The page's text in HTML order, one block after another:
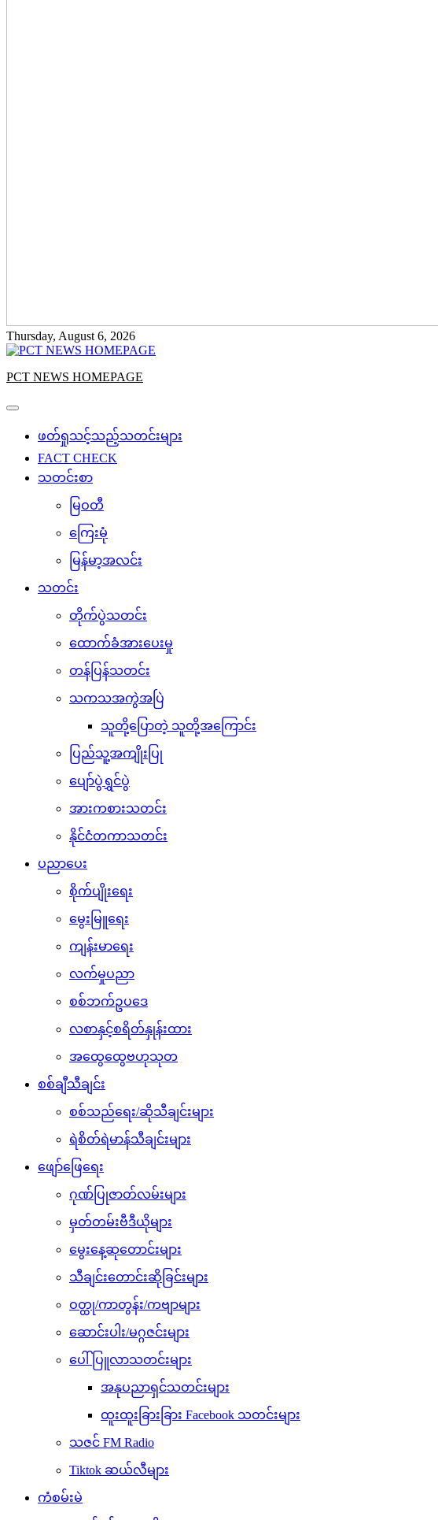
Thursday, August 6, 2026
PCT NEWS HOMEPAGE
ဖတ်ရှုသင့်သည့်သတင်းများ
FACT CHECK
သတင်းစာ
မြဝတီ
ကြေးမုံ
မြန်မာ့အလင်း
သတင်း
တိုက်ပွဲသတင်း
ထောက်ခံအားပေးမှု
တန်ပြန်သတင်း
သကသအကွဲအပြဲ
သူတို့ပြောတဲ့ သူတို့အကြောင်း
ပြည်သူ့အကျိုးပြု
ပျော်ပွဲရွှင်ပွဲ
အားကစားသတင်း
နိုင်ငံတကာသတင်း
ပညာပေး
စိုက်ပျိုးရေး
မွေးမြူရေး
ကျန်းမာရေး
လက်မှုပညာ
စစ်ဘက်ဥပဒေ
လစာနှင့်စရိတ်နှုန်းထား
အထွေထွေဗဟုသုတ
စစ်ချီသီချင်း
စစ်သည်ရေး/ဆိုသီချင်းများ
ရဲစိတ်ရဲမာန်သီချင်းများ
ဖျော်ဖြေရေး
ဂုဏ်ပြုဇာတ်လမ်းများ
မှတ်တမ်းဗီဒီယိုများ
မွေးနေ့ဆုတောင်းများ
သီချင်းတောင်းဆိုခြင်းများ
ဝတ္ထု/ကာတွန်း/ကဗျာများ
ဆောင်းပါး/မဂ္ဂဇင်းများ
ပေါ်ပြူလာသတင်းများ
အနုပညာရှင်သတင်းများ
ထူးထူးခြားခြား Facebook သတင်းများ
သဇင် FM Radio
Tiktok ဆယ်လီများ
ကံစမ်းမဲ